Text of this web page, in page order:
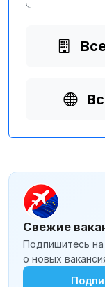
Свежие
Подпишитесь на
о новых